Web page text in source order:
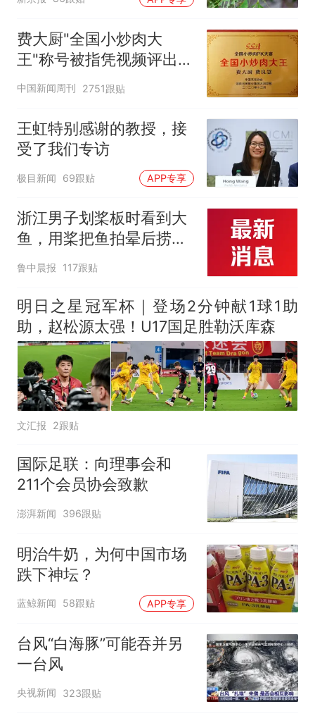
费大厨"全国小炒肉大
王"称号被指凭视频评出
官方回应
中国新闻周刊 2751跟贴
王虹特别感谢的教授，接
受了我们专访
极目新闻 69跟贴 APP专享
浙江男子划桨板时看到大
鱼，用桨把鱼拍晕后捞
起；当事人：鱼重7斤6
味道很好
鲁中晨报 117跟贴
明日之星冠军杯｜登场2分钟献1球1助
助，赵松源太强！U17国足胜勒沃库森
文汇报 2跟贴
国际足联：向理事会和
211个会员协会致歉
澎湃新闻 396跟贴
明治牛奶，为何中国市场
跌下神坛？
蓝鲸新闻 58跟贴 APP专享
台风“白海豚”可能吞并另
一台风
央视新闻 323跟贴